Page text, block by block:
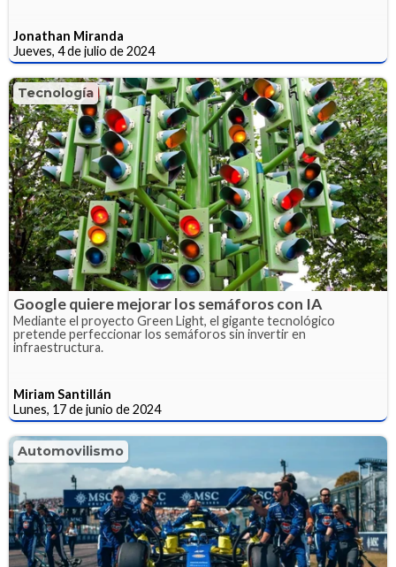
Jonathan Miranda
Jueves, 4 de julio de 2024
Tecnología
Google quiere mejorar los semáforos con IA
Mediante el proyecto Green Light, el gigante tecnológico
pretende perfeccionar los semáforos sin invertir en
infraestructura.
Miriam Santillán
Lunes, 17 de junio de 2024
Automovilismo